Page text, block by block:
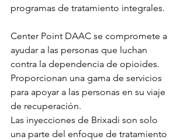
programas de tratamiento integrales.
Center Point DAAC se compromete a
ayudar a las personas que luchan
contra la dependencia de opioides.
Proporcionan una gama de servicios
para apoyar a las personas en su viaje
de recuperación.
Las inyecciones de Brixadi son solo
una parte del enfoque de tratamiento